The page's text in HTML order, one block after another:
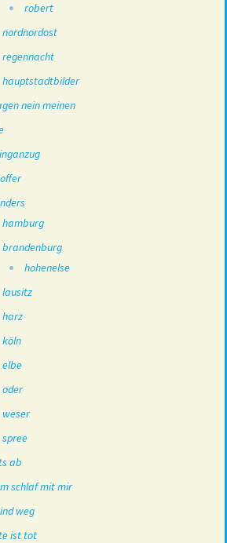
robert
nordnordost
regennacht
hauptstadtbilder
nein meinen
hamburg
brandenburg
hohenelse
lausitz
harz
köln
elbe
oder
weser
spree
ab
schlaf mit mir
weg
ist tot